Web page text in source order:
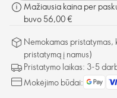
Mažiausia kaina per
buvo 56,00 €
Nemokamas pristatymas,
pristatymą į namus)
Pristatymo laikas: 3-5
Mokėjimo būdai: